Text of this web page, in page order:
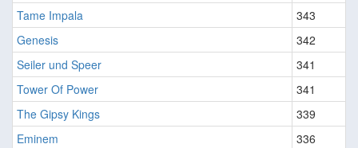
Tame Impala
343
Genesis
342
Seiler und Speer
341
Tower Of Power
341
The Gipsy Kings
339
Eminem
336